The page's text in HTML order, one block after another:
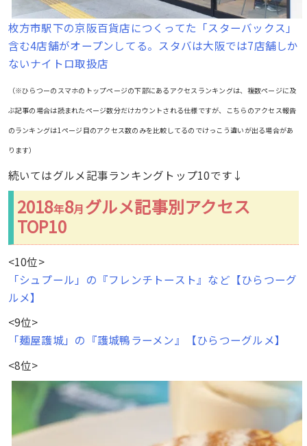
枚方市駅下の京阪百貨店につくってた「スターバックス」
含む4店舗がオープンしてる。スタバは大阪では7店舗しか
ないナイトロ取扱店
（※ひらつーのスマホのトップページの下部にあるアクセスランキングは、複数ページに及
ぶ記事の場合は読まれたページ数分だけカウントされる仕様ですが、こちらのアクセス報告
のランキングは1ページ目のアクセス数のみを比較してるのでけっこう違いが出る場合があ
ります）
続いてはグルメ記事ランキングトップ10です↓
2018年8月グルメ記事別アクセス
TOP10
<10位>
「シュプール」の『フレンチトースト』など【ひらつーグ
ルメ】
<9位>
「麺屋護城」の『護城鴨ラーメン』【ひらつーグルメ】
<8位>